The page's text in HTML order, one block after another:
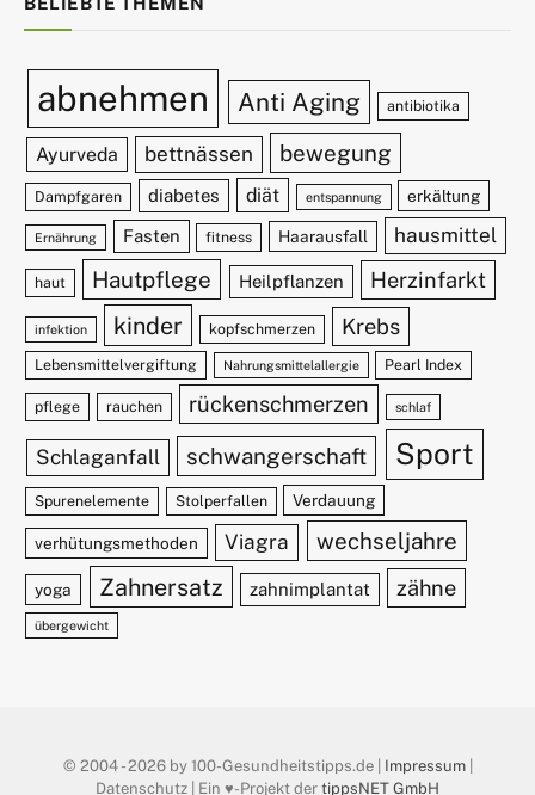
abnehmen Anti Aging antibiotika
Ayurveda bettnässen bewegung
Dampfgaren diabetes diät entspannung erkältung
Ernährung Fasten fitness Haarausfall hausmittel
haut Hautpflege Heilpflanzen Herzinfarkt
infektion kinder kopfschmerzen Krebs
Lebensmittelvergiftung Nahrungsmittelallergie Pearl Index
pflege rauchen rückenschmerzen schlaf
Schlaganfall schwangerschaft Sport
Spurenelemente Stolperfallen Verdauung
verhütungsmethoden Viagra wechseljahre
yoga Zahnersatz zahnimplantat zähne
übergewicht
© 2004 - 2026 by 100-Gesundheitstipps.de | Impressum|
Datenschutz | Ein ♥️-Projekt der tippsNET GmbH